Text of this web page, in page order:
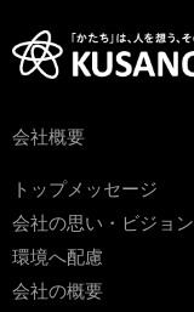
会社概要
トップメッセージ
会社の思い・ビジョン
環境へ配慮
会社の概要